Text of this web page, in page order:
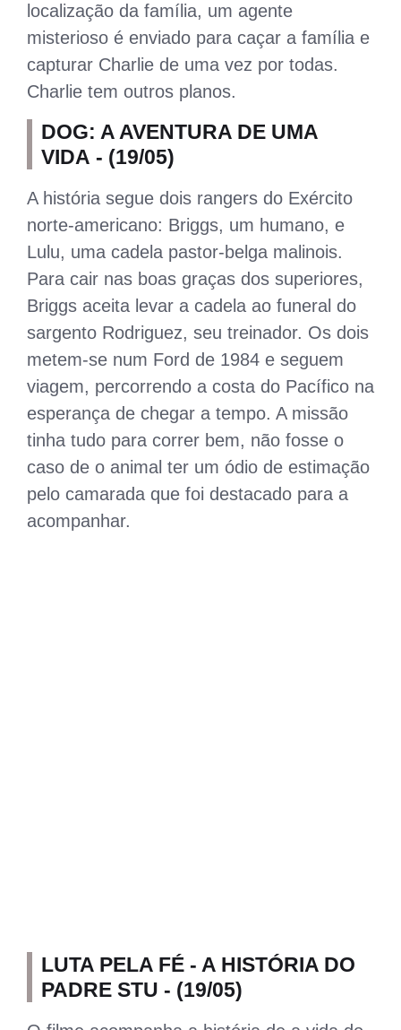
localização da família, um agente
misterioso é enviado para caçar a família e
capturar Charlie de uma vez por todas.
Charlie tem outros planos.
DOG: A AVENTURA DE UMA
VIDA - (19/05)
A história segue dois rangers do Exército
norte-americano: Briggs, um humano, e
Lulu, uma cadela pastor-belga malinois.
Para cair nas boas graças dos superiores,
Briggs aceita levar a cadela ao funeral do
sargento Rodriguez, seu treinador. Os dois
metem-se num Ford de 1984 e seguem
viagem, percorrendo a costa do Pacífico na
esperança de chegar a tempo. A missão
tinha tudo para correr bem, não fosse o
caso de o animal ter um ódio de estimação
pelo camarada que foi destacado para a
acompanhar.
LUTA PELA FÉ - A HISTÓRIA DO
PADRE STU - (19/05)